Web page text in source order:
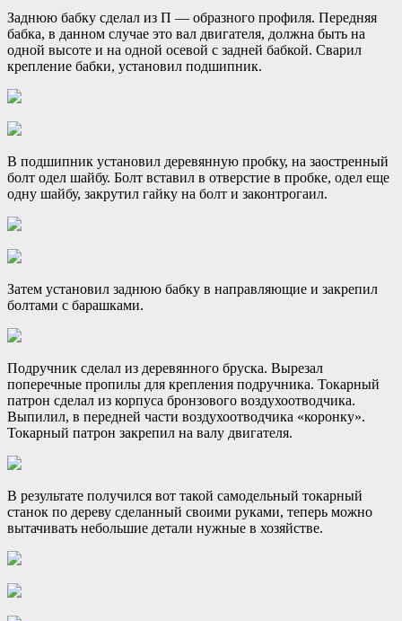
Заднюю бабку сделал из П — образного профиля. Передняя
бабка, в данном случае это вал двигателя, должна быть на
одной высоте и на одной осевой с задней бабкой. Сварил
крепление бабки, установил подшипник.
В подшипник установил деревянную пробку, на заостренный
болт одел шайбу. Болт вставил в отверстие в пробке, одел еще
одну шайбу, закрутил гайку на болт и законтрогаил.
Затем установил заднюю бабку в направляющие и закрепил
болтами с барашками.
Подручник сделал из деревянного бруска. Вырезал
поперечные пропилы для крепления подручника. Токарный
патрон сделал из корпуса бронзового воздухоотводчика.
Выпилил, в передней части воздухоотводчика «коронку».
Токарный патрон закрепил на валу двигателя.
В результате получился вот такой самодельный токарный
станок по дереву сделанный своими руками, теперь можно
вытачивать небольшие детали нужные в хозяйстве.